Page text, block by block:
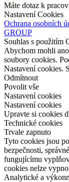
Máte dotaz k
Nastavení Cookies
Ochrana osobních
GROUP
Souhlas s použitím
Abychom mohli
soubory cookies.
Nastavení cookies.
Odmítnout
Povolit vše
Nastavení cookies
Nastavení cookies
Upravte si cookies
Technické cookies
Trvale zapnuto
Tyto cookies jsou
bezpečnosti,
fungujícímu
cookies nelze
Analytické a